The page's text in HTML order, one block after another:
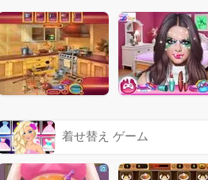
着せ替え ゲーム